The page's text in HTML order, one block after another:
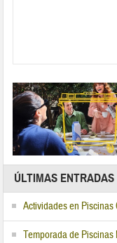
ÚLTIMAS ENTRADAS
Actividades en
Temporada de